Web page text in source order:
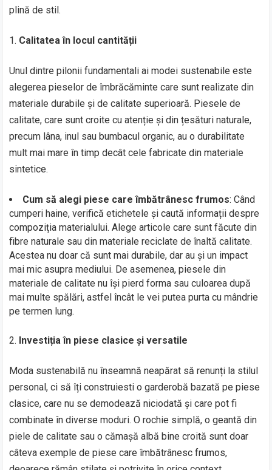
plină de stil.
Calitatea în locul cantității
Unul dintre pilonii fundamentali ai modei sustenabile este
alegerea pieselor de îmbrăcăminte care sunt realizate din
materiale durabile și de calitate superioară. Piesele de
calitate, care sunt croite cu atenție și din țesături naturale,
precum lâna, inul sau bumbacul organic, au o durabilitate
mult mai mare în timp decât cele fabricate din materiale
sintetice.
Cum să alegi piese care îmbătrânesc frumos: Când
cumperi haine, verifică etichetele și caută informații despre
compoziția materialului. Alege articole care sunt făcute din
fibre naturale sau din materiale reciclate de înaltă calitate.
Acestea nu doar că sunt mai durabile, dar au și un impact
mai mic asupra mediului. De asemenea, piesele din
materiale de calitate nu își pierd forma sau culoarea după
mai multe spălări, astfel încât le vei putea purta cu mândrie
pe termen lung.
Investiția în piese clasice și versatile
Moda sustenabilă nu înseamnă neapărat să renunți la stilul
personal, ci să îți construiesti o garderobă bazată pe piese
clasice, care nu se demodează niciodată și care pot fi
combinate în diverse moduri. O rochie simplă, o geantă din
piele de calitate sau o cămașă albă bine croită sunt doar
câteva exemple de piese care îmbătrânesc frumos,